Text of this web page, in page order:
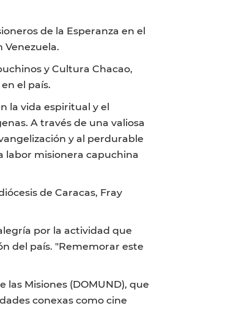
de la Esperanza en el
Venezuela.
y Cultura Chacao,
el país.
la vida espiritual y el
A través de una valiosa
y al perdurable
labor misionera capuchina
de Caracas, Fray
por la actividad que
del país. "Rememorar este
Misiones (DOMUND), que
conexas como cine